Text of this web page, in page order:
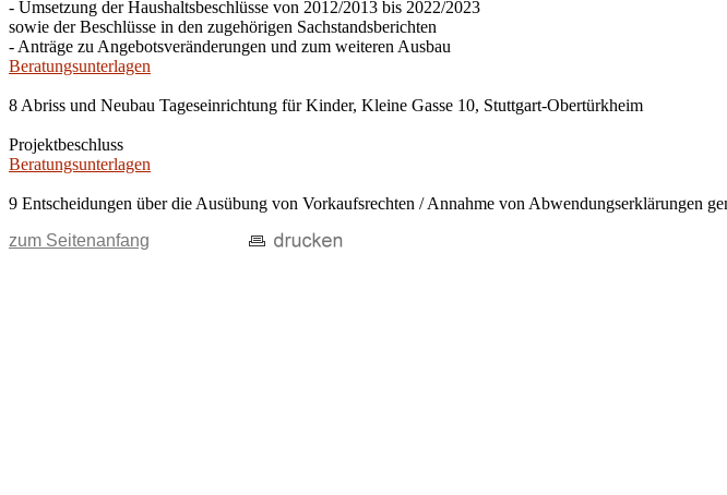
- Umsetzung der Haushaltsbeschlüsse von 2012/2013 bis 2022/2023
sowie der Beschlüsse in den zugehörigen Sachstandsberichten
- Anträge zu Angebotsveränderungen und zum weiteren Ausbau
Beratungsunterlagen
8 Abriss und Neubau Tageseinrichtung für Kinder, Kleine Gasse 10, Stuttgart-Obertürkheim
Projektbeschluss
Beratungsunterlagen
9 Entscheidungen über die Ausübung von Vorkaufsrechten / Annahme von Abwendungserklärungen
zum Seitenanfang